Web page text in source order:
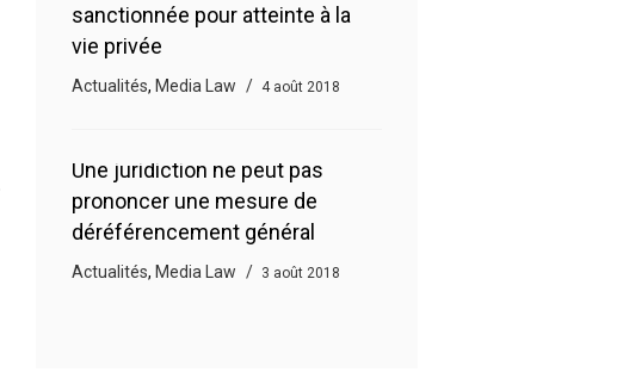
sanctionnée pour atteinte à la
vie privée
Actualités, Media Law 4 août 2018
Une juridiction ne peut pas
prononcer une mesure de
déréférencement général
Actualités, Media Law 3 août 2018